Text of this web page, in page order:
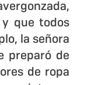
que todos
la señora
preparó de
de ropa